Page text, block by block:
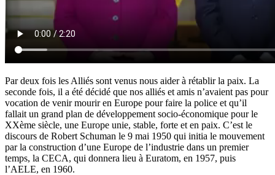
Par deux fois les Alliés sont venus nous aider à rétablir la paix. La
seconde fois, il a été décidé que nos alliés et amis n’avaient pas pour
vocation de venir mourir en Europe pour faire la police et qu’il
fallait un grand plan de développement socio-économique pour le
XXème siècle, une Europe unie, stable, forte et en paix. C’est le
discours de Robert Schuman le 9 mai 1950 qui initia le mouvement
par la construction d’une Europe de l’industrie dans un premier
temps, la CECA, qui donnera lieu à Euratom, en 1957, puis
l’AELE, en 1960.